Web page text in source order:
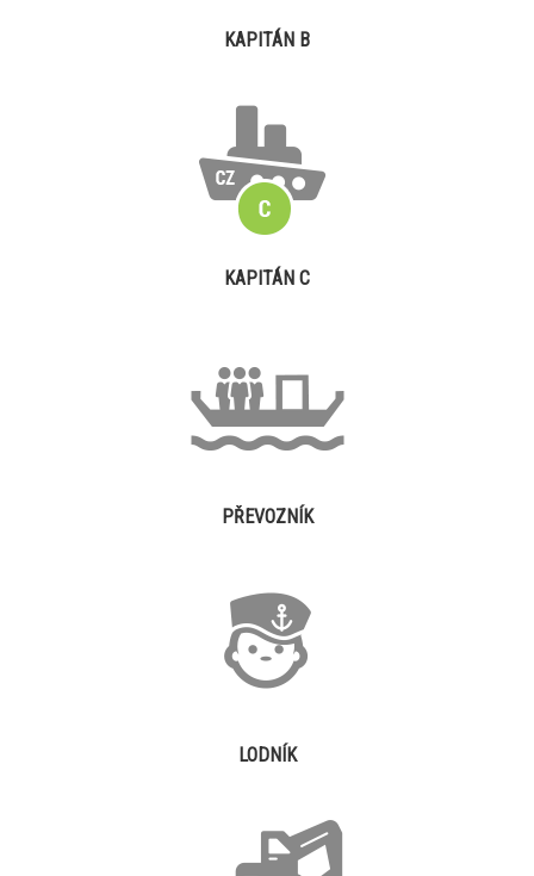
KAPITÁN B
KAPITÁN C
PŘEVOZNÍK
LODNÍK